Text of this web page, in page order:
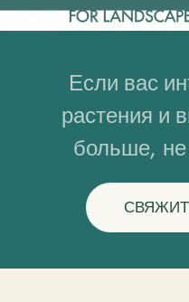
Если вас
растения и
больше,